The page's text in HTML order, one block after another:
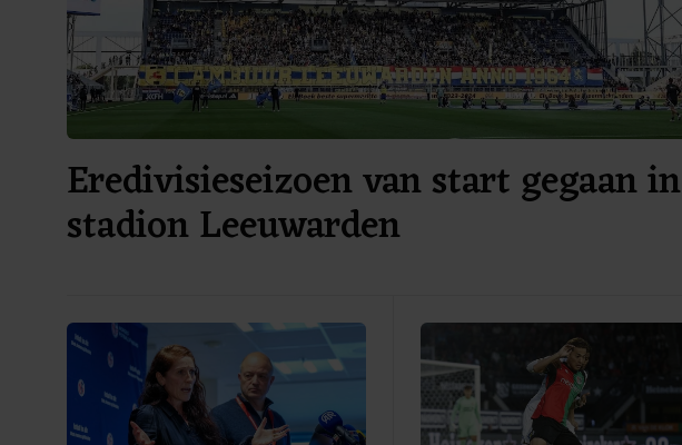
Eredivisieseizoen van start gegaan in
stadion Leeuwarden